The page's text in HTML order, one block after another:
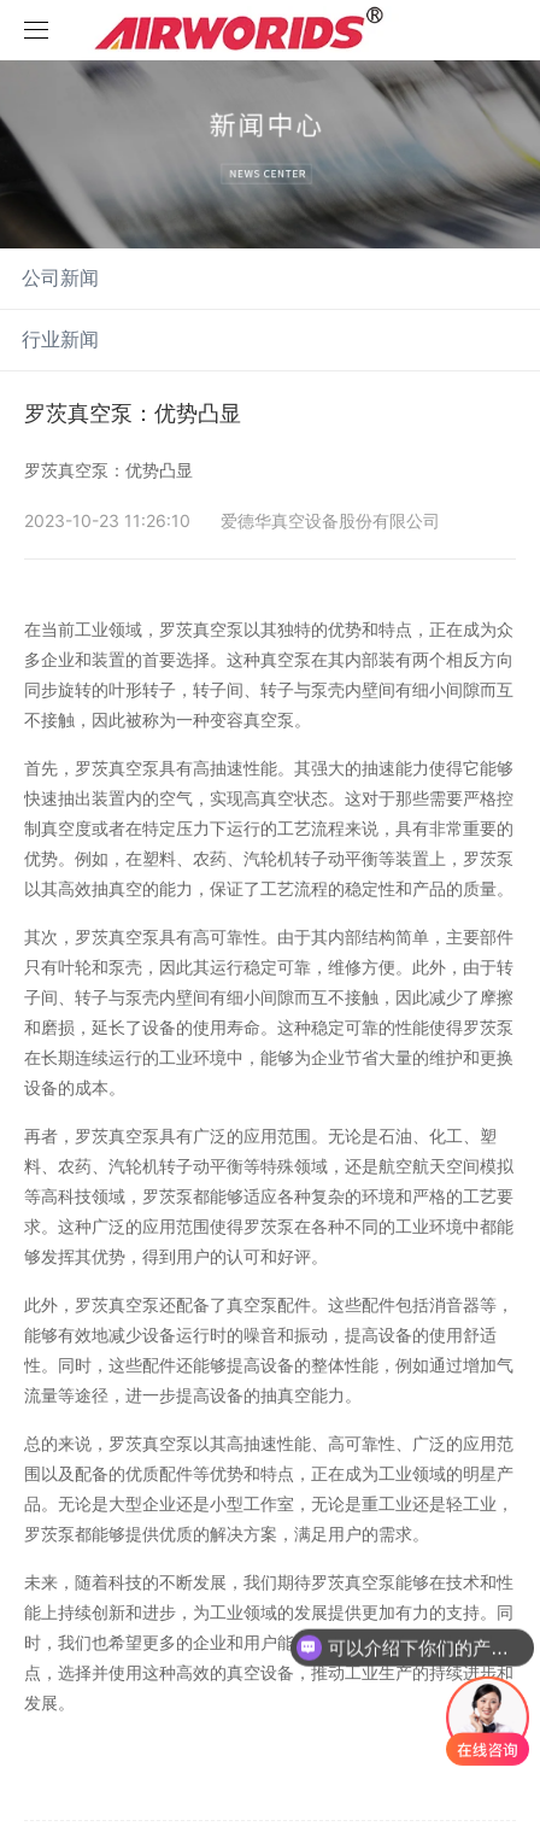
公司简介
产品中心
滑阀泵
旋片泵
真空泵机组
罗茨泵
螺杆泵
新闻中心
公司新闻
行业新闻
联系我们
公司新闻
行业新闻
罗茨真空泵：优势凸显
罗茨真空泵：优势凸显
2023-10-23 11:26:10 爱德华真空设备股份有限公司
在当前工业领域，罗茨真空泵以其独特的优势和特点，正在成为众
多企业和装置的首要选择。这种真空泵在其内部装有两个相反方向
同步旋转的叶形转子，转子间、转子与泵壳内壁间有细小间隙而互
不接触，因此被称为一种变容真空泵。
首先，罗茨真空泵具有高抽速性能。其强大的抽速能力使得它能够
快速抽出装置内的空气，实现高真空状态。这对于那些需要严格控
制真空度或者在特定压力下运行的工艺流程来说，具有非常重要的
优势。例如，在塑料、农药、汽轮机转子动平衡等装置上，罗茨泵
以其高效抽真空的能力，保证了工艺流程的稳定性和产品的质量。
其次，罗茨真空泵具有高可靠性。由于其内部结构简单，主要部件
只有叶轮和泵壳，因此其运行稳定可靠，维修方便。此外，由于转
子间、转子与泵壳内壁间有细小间隙而互不接触，因此减少了摩擦
和磨损，延长了设备的使用寿命。这种稳定可靠的性能使得罗茨泵
在长期连续运行的工业环境中，能够为企业节省大量的维护和更换
设备的成本。
再者，罗茨真空泵具有广泛的应用范围。无论是石油、化工、塑
料、农药、汽轮机转子动平衡等特殊领域，还是航空航天空间模拟
等高科技领域，罗茨泵都能够适应各种复杂的环境和严格的工艺要
求。这种广泛的应用范围使得罗茨泵在各种不同的工业环境中都能
够发挥其优势，得到用户的认可和好评。
此外，罗茨真空泵还配备了真空泵配件。这些配件包括消音器等，
能够有效地减少设备运行时的噪音和振动，提高设备的使用舒适
性。同时，这些配件还能够提高设备的整体性能，例如通过增加气
流量等途径，进一步提高设备的抽真空能力。
总的来说，罗茨真空泵以其高抽速性能、高可靠性、广泛的应用范
围以及配备的优质配件等优势和特点，正在成为工业领域的明星产
品。无论是大型企业还是小型工作室，无论是重工业还是轻工业，
罗茨泵都能够提供优质的解决方案，满足用户的需求。
未来，随着科技的不断发展，我们期待罗茨真空泵能够在技术和性
能上持续创新和进步，为工业领域的发展提供更加有力的支持。同
时，我们也希望更多的企业和用户能够认识到罗茨泵的优势和特
点，选择并使用这种高效的真空设备，推动工业生产的持续进步和
发展。
可以介绍下你们的产品么